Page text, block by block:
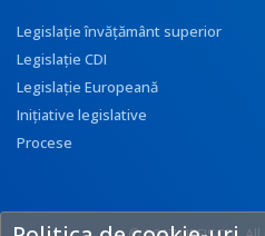
Legislație învățământ superior
Legislație CDI
Legislație Europeană
Inițiative legislative
Procese